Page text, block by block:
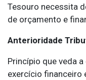
Tesouro necessita
de orçamento e
Anterioridade
Princípio que veda
exercício financeiro